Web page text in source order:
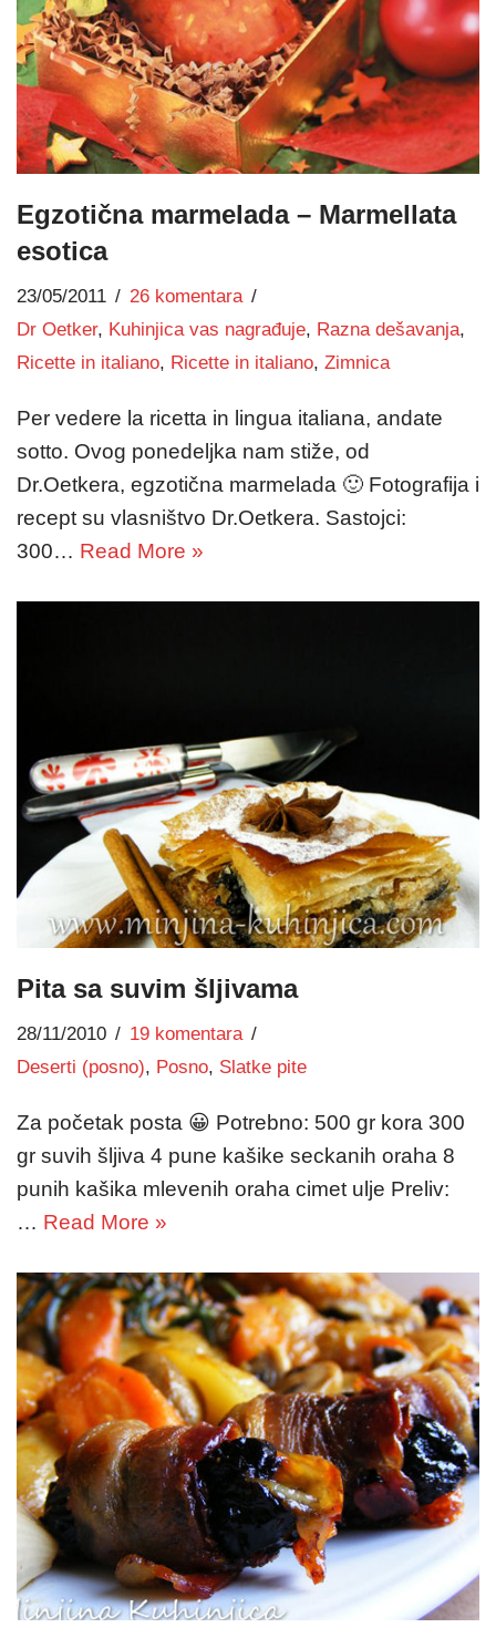
Egzotična marmelada – Marmellata
esotica
23/05/2011
26 komentara
Dr Oetker, Kuhinjica vas nagrađuje, Razna dešavanja,
Ricette in italiano, Ricette in italiano, Zimnica
Per vedere la ricetta in lingua italiana, andate
sotto. Ovog ponedeljka nam stiže, od
Dr.Oetkera, egzotična marmelada 🙂 Fotografija i
recept su vlasništvo Dr.Oetkera. Sastojci:
300… Read More »
Pita sa suvim šljivama
28/11/2010
19 komentara
Deserti (posno), Posno, Slatke pite
Za početak posta 😀 Potrebno: 500 gr kora 300
gr suvih šljiva 4 pune kašike seckanih oraha 8
punih kašika mlevenih oraha cimet ulje Preliv:
… Read More »